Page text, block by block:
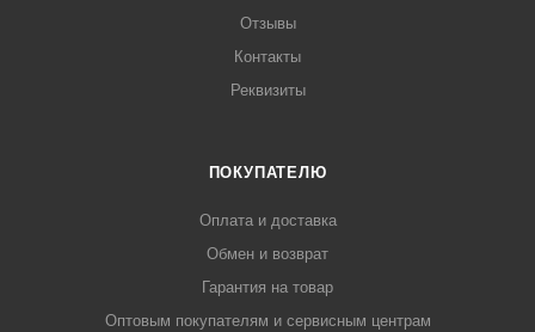
Отзывы
Контакты
Реквизиты
ПОКУПАТЕЛЮ
Оплата и доставка
Обмен и возврат
Гарантия на товар
Оптовым покупателям и сервисным центрам